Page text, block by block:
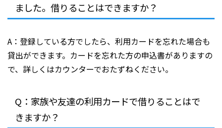
ました。借りることはできますか？
A：登録している方でしたら、利用カードを忘れた場合も
貸出ができます。カードを忘れた方の申込書がありますの
で、詳しくはカウンターでおたずねください。
Q：家族や友達の利用カードで借りることはで
きますか？